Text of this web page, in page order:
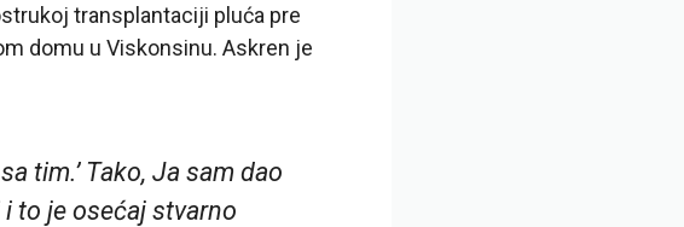
transplantaciji pluća pre
domu u Viskonsinu. Askren je
tim.’ Tako, Ja sam dao
to je osećaj stvarno